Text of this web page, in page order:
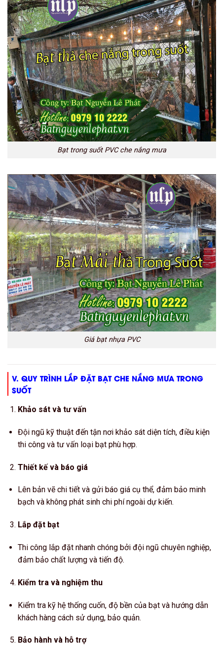
Bạt trong suốt PVC che nắng mưa
Giá bạt nhựa PVC
V. QUY TRÌNH LẮP ĐẶT BẠT CHE NẮNG MƯA TRONG
SUỐT
Khảo sát và tư vấn
Đội ngũ kỹ thuật đến tận nơi khảo sát diện tích, điều kiện
thi công và tư vấn loại bạt phù hợp.
Thiết kế và báo giá
Lên bản vẽ chi tiết và gửi báo giá cụ thể, đảm bảo minh
bạch và không phát sinh chi phí ngoài dự kiến.
Lắp đặt bạt
Thi công lắp đặt nhanh chóng bởi đội ngũ chuyên nghiệp,
đảm bảo chất lượng và tiến độ.
Kiểm tra và nghiệm thu
Kiểm tra kỹ hệ thống cuốn, độ bền của bạt và hướng dẫn
khách hàng cách sử dụng, bảo quản.
Bảo hành và hỗ trợ